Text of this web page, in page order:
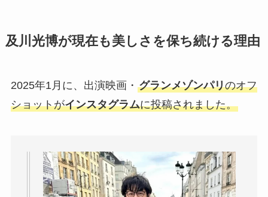
及川光博が現在も美しさを保ち続ける理由
2025年1月に、出演映画・ グランメゾンパリのオフ
ショットがインスタグラムに投稿されました。